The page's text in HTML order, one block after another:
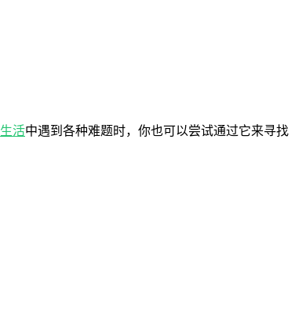
生活中遇到各种难题时，你也可以尝试通过它来寻找